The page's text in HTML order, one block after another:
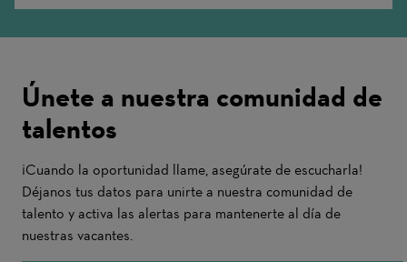
Únete a nuestra comunidad de
talentos
¡Cuando la oportunidad llame, asegúrate de escucharla!
Déjanos tus datos para unirte a nuestra comunidad de
talento y activa las alertas para mantenerte al día de
nuestras vacantes.